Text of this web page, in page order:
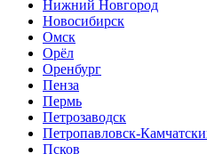
Нижний Новгород
Новосибирск
Омск
Орёл
Оренбург
Пенза
Пермь
Петрозаводск
Петропавловск-
Псков